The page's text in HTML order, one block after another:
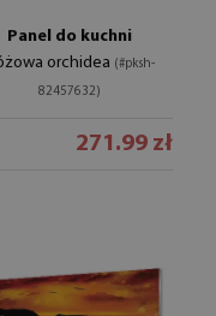
Panel do kuchni
orchidea (#pksh-
82457632)
271.99 zł